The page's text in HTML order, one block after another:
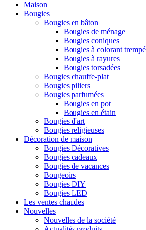
Maison
Bougies
Bougies en bâton
Bougies de ménage
Bougies coniques
Bougies à colorant trempé
Bougies à rayures
Bougies torsadées
Bougies chauffe-plat
Bougies piliers
Bougies parfumées
Bougies en pot
Bougies en étain
Bougies d'art
Bougies religieuses
Décoration de maison
Bougies Décoratives
Bougies cadeaux
Bougies de vacances
Bougeoirs
Bougies DIY
Bougies LED
Les ventes chaudes
Nouvelles
Nouvelles de la société